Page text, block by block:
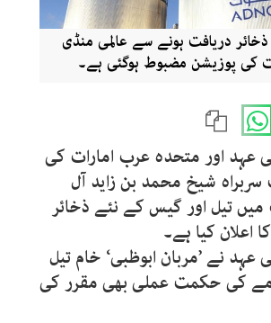
دریافت ہونے سے عالمی منڈی
کی پوزیشن مضبوط ہوگئی ہے۔
عہد اور متحدہ عرب امارات کی
سربراہ شیخ محمد بن زاید آل
تیل اور گیس کے نئے ذخائر
اعلان کیا ہے۔
عہد نے ’مربان ابوظبی‘ خام تیل
کی حکمت عملی بھی مقرر کی